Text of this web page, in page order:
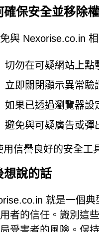
確保安全並移除
與 Nexorise.co.in 相
切勿在可疑網站上點
立即關閉顯示異常驗
如果已透過瀏覽器設
避免與可疑廣告或彈
用信譽良好的安全工
想說的話
就是一個
者的信任。識別這